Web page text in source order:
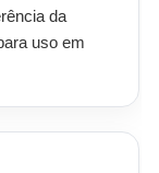
da
uso em